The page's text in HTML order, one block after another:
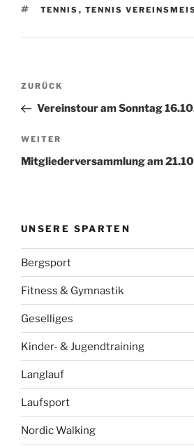
SCHLAGWÖRTER
TENNIS , TENNIS
Beitragsnavigation
Vorheriger
Beitrag
ZURÜCK
Vereinstour am Sonntag
Nächster
Beitrag
WEITER
Mitgliederversammlung am
UNSERE SPARTEN
Bergsport
Fitness & Gymnastik
Geselliges
Kinder- & Jugendtraining
Langlauf
Laufsport
Nordic Walking